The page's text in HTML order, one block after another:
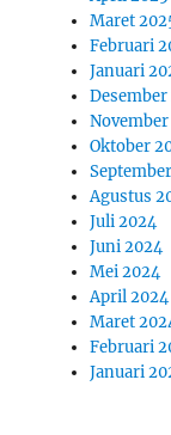
Maret
Februari
Januari
Oktober
Agustus
Juli 2024
Juni 2024
Mei 2024
April 2024
Maret
Februari
Januari